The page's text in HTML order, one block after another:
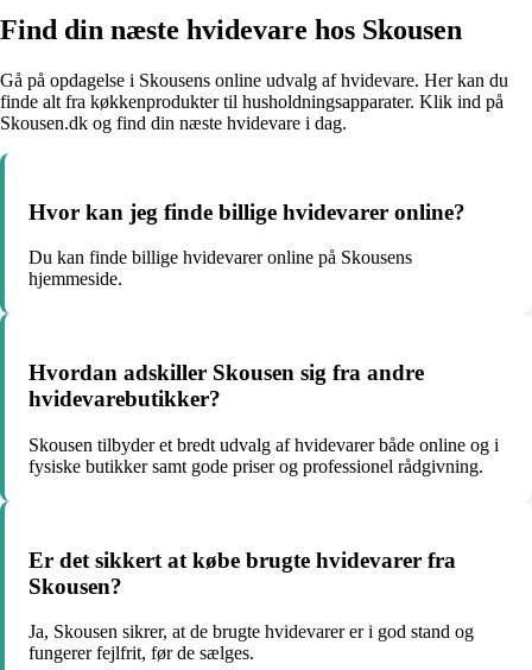
Find din næste hvidevare hos Skousen
Gå på opdagelse i Skousens online udvalg af hvidevare. Her kan du
finde alt fra køkkenprodukter til husholdningsapparater. Klik ind på
Skousen.dk og find din næste hvidevare i dag.
Hvor kan jeg finde billige hvidevarer online?
Du kan finde billige hvidevarer online på Skousens
hjemmeside.
Hvordan adskiller Skousen sig fra andre
hvidevarebutikker?
Skousen tilbyder et bredt udvalg af hvidevarer både online og i
fysiske butikker samt gode priser og professionel rådgivning.
Er det sikkert at købe brugte hvidevarer fra
Skousen?
Ja, Skousen sikrer, at de brugte hvidevarer er i god stand og
fungerer fejlfrit, før de sælges.